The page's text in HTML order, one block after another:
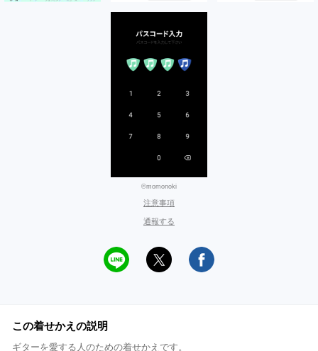
©momonoki
注意事項
通報する
この着せかえの説明
ギターを愛する人のための着せかえです。